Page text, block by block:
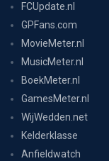
FCUpdate.nl
GPFans.com
MovieMeter.nl
MusicMeter.nl
BoekMeter.nl
GamesMeter.nl
WijWedden.net
Kelderklasse
Anfieldwatch